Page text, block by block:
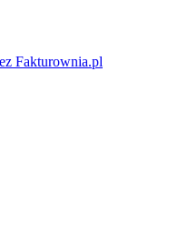
Fakturownia.pl